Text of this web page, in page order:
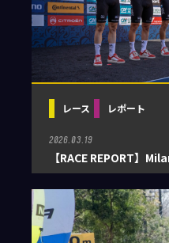
Follow us
JCL
グッズ
チーム
パートナー
メディア
レース
レポート
レース レポート
2026.03.19
【RACE REPORT】